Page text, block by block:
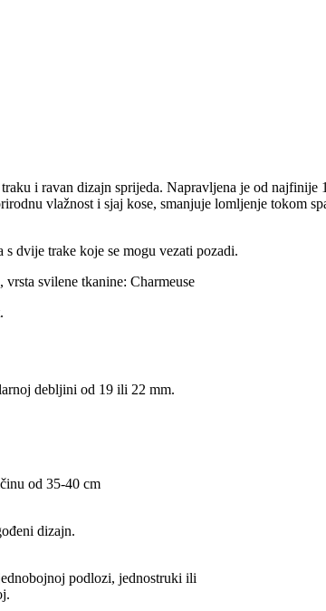
i ravan dizajn sprijeda. Napravljena je od
vlažnost i sjaj kose, smanjuje lomljenje tokom
dvije trake koje se mogu vezati pozadi.
svilene tkanine: Charmeuse
debljini od 19 ili 22 mm.
od 35-40 cm
dizajn.
podlozi, jednostruki ili